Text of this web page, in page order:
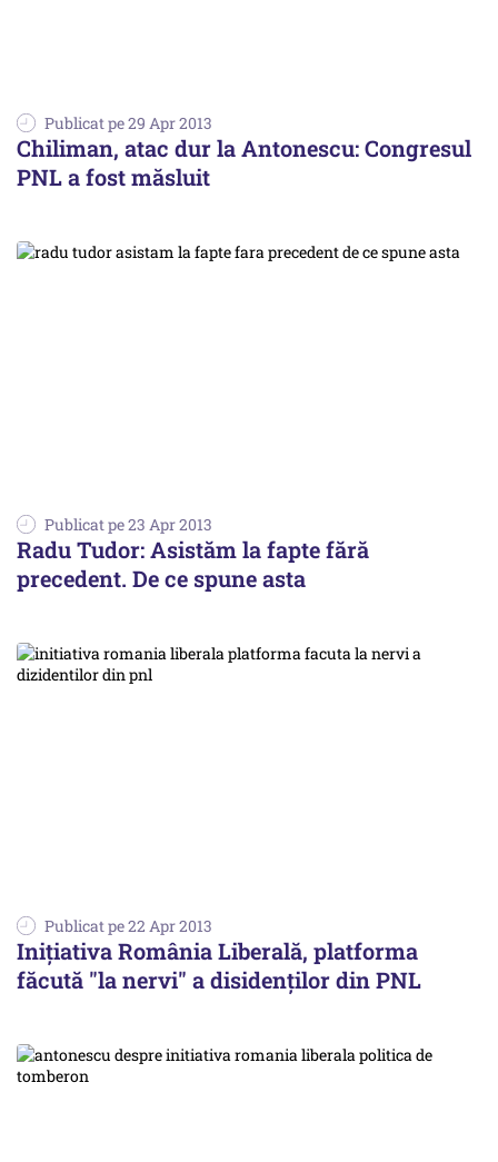
Publicat pe 29 Apr 2013
Chiliman, atac dur la Antonescu: Congresul
PNL a fost măsluit
Publicat pe 23 Apr 2013
Radu Tudor: Asistăm la fapte fără
precedent. De ce spune asta
Publicat pe 22 Apr 2013
Inițiativa România Liberală, platforma
făcută "la nervi" a disidenților din PNL